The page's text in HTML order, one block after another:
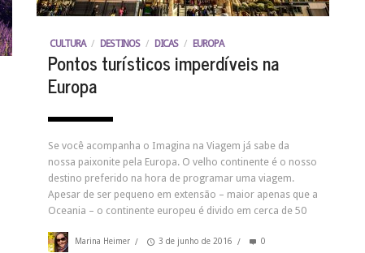
CULTURA / DESTINOS / DICAS / EUROPA
Pontos turísticos imperdíveis na
Europa
Se você acompanha o Imagina na Viagem já sabe da
nossa paixonite pela Europa. O velho continente é o nosso
destino preferido na hora de programar uma viagem.
Apesar de ser pequeno em extensão – maior apenas que a
Oceania – o continente europeu é divido em cerca de 50
Marina Heimer / 3 de junho de 2016 / 0